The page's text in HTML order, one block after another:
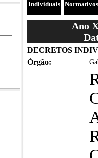
Individuais Normativos
Ano
DECRETOS
Órgão: